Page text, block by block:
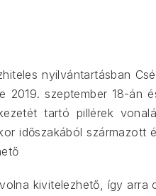
nyilvántartásban
2019. szeptember 18-án
tartó pillérek
időszakából származott
kivitelezhető, így arra